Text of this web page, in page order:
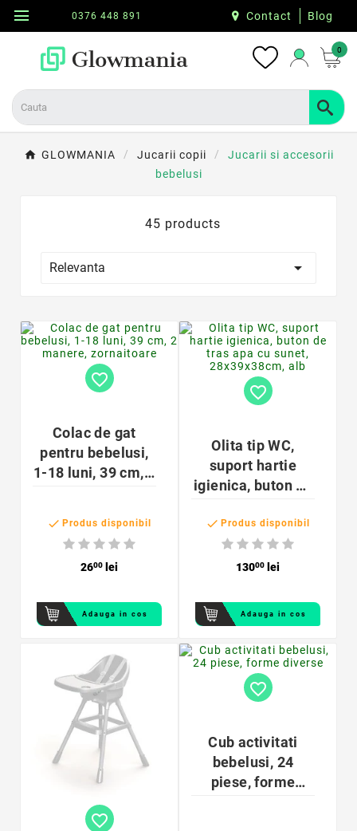
menu Contact Blog
0376 448 891
0
GLOWMANIA Jucarii copii
Jucarii si accesorii
bebelusi
45 products
Relevanta 
favorite_border
Colac de gat
pentru bebelusi,
1-18 luni, 39 cm, 2
 Produs disponibil
2600 lei
Adauga in cos
favorite_border
Olita tip WC,
suport hartie
igienica, buton de
28x39x38cm, alb
 Produs disponibil
13000 lei
Adauga in cos
favorite_border
favorite_border
Cub activitati
bebelusi, 24
piese, forme